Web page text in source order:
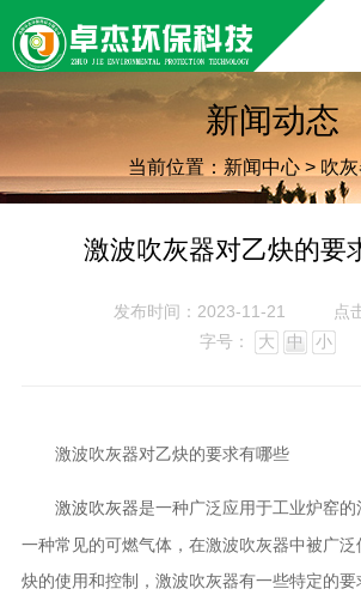
新闻动态
当前位置：新闻中心 > 吹
激波吹灰器对乙炔的要
发布时间：2023-11-21
点
字号：
大 中 小
激波吹灰器对乙炔的要求有哪些
激波吹灰器是一种广泛应用于工业炉窑
一种常见的可燃气体，在激波吹灰器中被广
炔的使用和控制，激波吹灰器有一些特定的